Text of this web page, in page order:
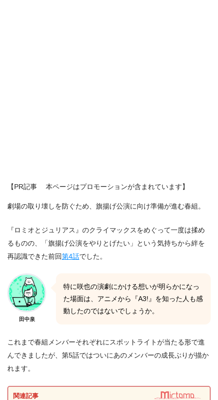
【PR記事 本ページはプロモーションが含まれています】
劇場の取り壊しを防ぐため、旗揚げ公演に向け準備が進む春組。
『ロミオとジュリアス』のクライマックスをめぐって一度は揉め
るものの、「旗揚げ公演をやりとげたい」という気持ちから絆を
再認識できた前回第4話でした。
田中泉
特に咲也の演劇にかける想いが明らかになっ
た場面は、アニメから『A3!』を知った人も感
動したのではないでしょうか。
これまで春組メンバーそれぞれにスポットライトが当たる形で進
んできましたが、第5話ではついにあのメンバーの成長ぶりが描か
れます。
関連記事